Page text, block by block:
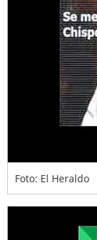
Foto: El Heraldo